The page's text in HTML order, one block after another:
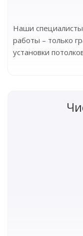
Наши
работы – только
установки